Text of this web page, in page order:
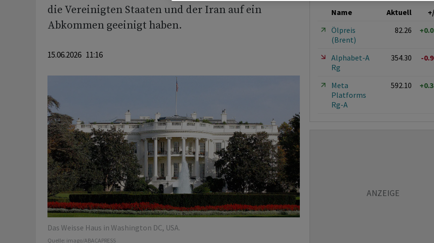
die Vereinigten Staaten und der Iran auf ein
Abkommen geeinigt haben.
15.06.2026 11:16
Das Weisse Haus in Washington DC, USA.
Quelle: imago/ABACAPRESS
Name Aktuell
Ölpreis
(Brent)
82.26
Alphabet-A
Rg
354.30 -
Meta
Platforms
Rg-A
592.10